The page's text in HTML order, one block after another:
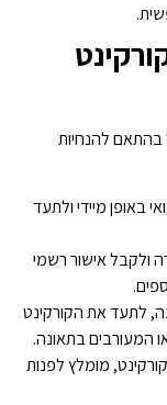
להנחיות
באופן מיידי ולתעד
ולקבל אישור רשמי
לתעד את הקורקינט
המעורבים בתאונה.
מומלץ לפנות